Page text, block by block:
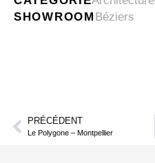
SHOWROOM Béziers
PRÉCÉDENT
Le Polygone – Montpellier